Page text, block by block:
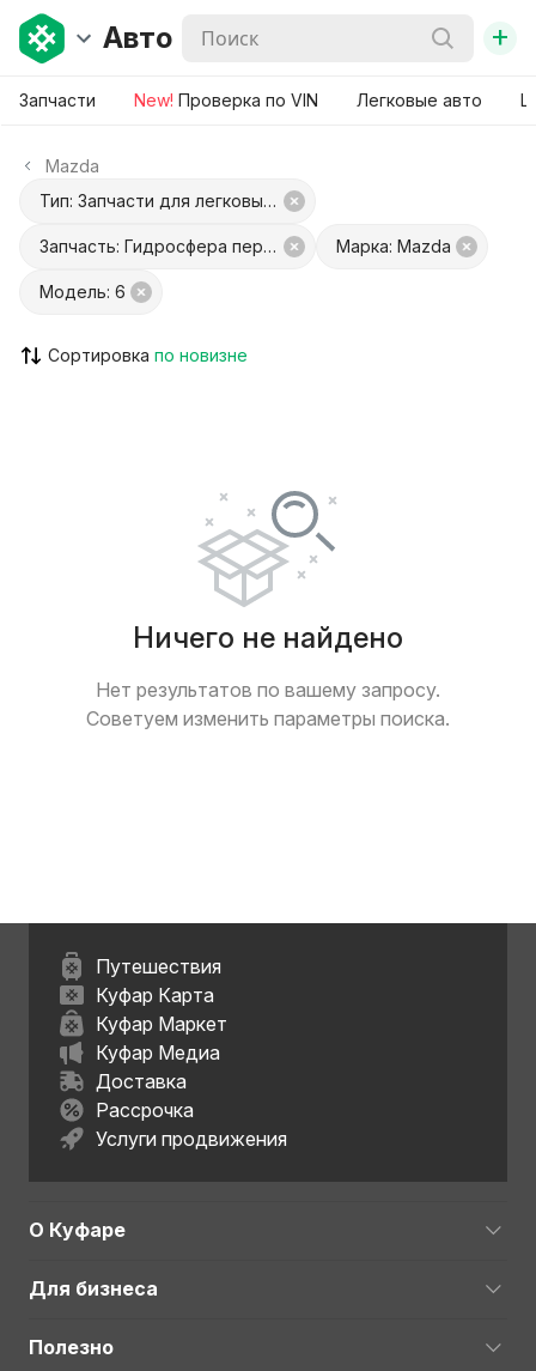
Авто +
Запчасти New! Проверка по VIN Легковые авто
Mazda
Тип: Запчасти для легковых авто
Запчасть: Гидросфера передняя левая Марка: Mazda
Модель: 6
Сортировка
Ничего не найдено
Нет результатов по вашему запросу.
Советуем изменить параметры поиска.
Путешествия
Куфар Карта
Куфар Маркет
Куфар Медиа
Доставка
Рассрочка
Услуги продвижения
О Куфаре
Для бизнеса
Полезно